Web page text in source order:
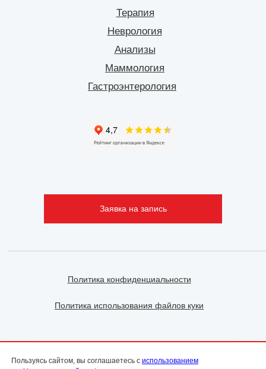
Заявка на запись
Терапия
Гастроэнтерология
Неврология
Анализы
Маммология
Политика использования файлов куки
Политика конфиденциальности
1142130016071 | Чувашская Республика, город
Пользуясь сайтом, вы соглашаетесь с использованием